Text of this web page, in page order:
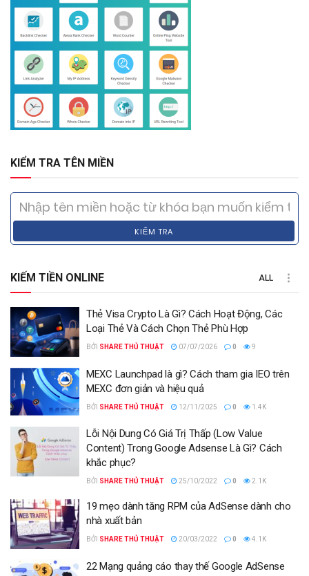
KIỂM TRA TÊN MIỀN
KIỂM TRA
KIẾM TIỀN ONLINE ALL
Thẻ Visa Crypto Là Gì? Cách Hoạt Động, Các
Loại Thẻ Và Cách Chọn Thẻ Phù Hợp
BỞI SHARE THỦ THUẬT 07/07/2026 0 9
MEXC Launchpad là gì? Cách tham gia IEO trên
MEXC đơn giản và hiệu quả
BỞI SHARE THỦ THUẬT 12/11/2025 0 1.4K
Lỗi Nội Dung Có Giá Trị Thấp (Low Value
Content) Trong Google Adsense Là Gì? Cách
khắc phục?
BỞI SHARE THỦ THUẬT 25/10/2022 0 2.1K
19 mẹo dành tăng RPM của AdSense dành cho
nhà xuất bản
BỞI SHARE THỦ THUẬT 20/03/2022 0 4.1K
22 Mạng quảng cáo thay thế Google AdSense